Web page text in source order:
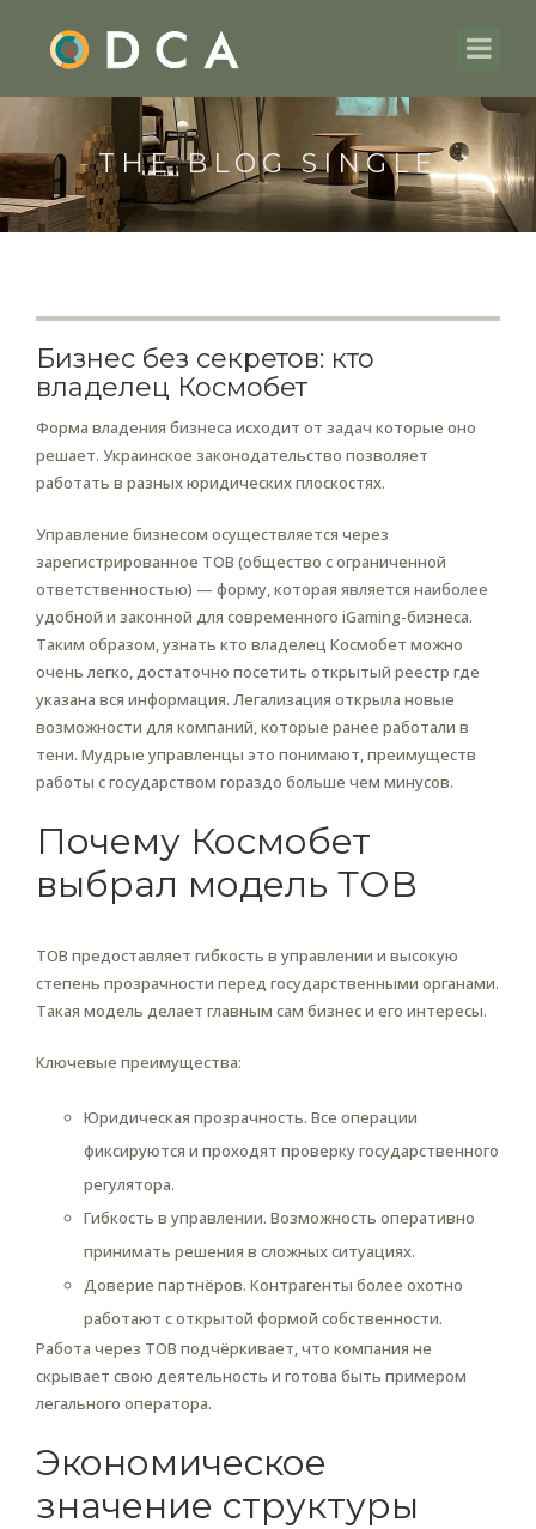
THE BLOG SINGLE
Бизнес без секретов: кто
владелец Космобет
Форма владения бизнеса исходит от задач которые оно
решает. Украинское законодательство позволяет
работать в разных юридических плоскостях.
Управление бизнесом осуществляется через
зарегистрированное ТОВ (общество с ограниченной
ответственностью) — форму, которая является наиболее
удобной и законной для современного iGaming-бизнеса.
Таким образом, узнать кто владелец Космобет можно
очень легко, достаточно посетить открытый реестр где
указана вся информация. Легализация открыла новые
возможности для компаний, которые ранее работали в
тени. Мудрые управленцы это понимают, преимуществ
работы с государством гораздо больше чем минусов.
Почему Космобет
выбрал модель ТОВ
ТОВ предоставляет гибкость в управлении и высокую
степень прозрачности перед государственными органами.
Такая модель делает главным сам бизнес и его интересы.
Ключевые преимущества:
Юридическая прозрачность. Все операции
фиксируются и проходят проверку государственного
регулятора.
Гибкость в управлении. Возможность оперативно
принимать решения в сложных ситуациях.
Доверие партнёров. Контрагенты более охотно
работают с открытой формой собственности.
Работа через ТОВ подчёркивает, что компания не
скрывает свою деятельность и готова быть примером
легального оператора.
Экономическое
значение структуры